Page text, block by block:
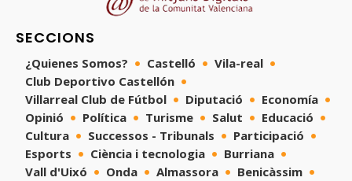
SECCIONS
¿Quienes Somos? Castelló
Vila-real
Club Deportivo Castellón
Villarreal Club de Fútbol
Diputació
Economía
Opinió
Política Turisme Salut
Educació
Cultura
Successos - Tribunals
Participació
Esports
Ciència i tecnologia
Burriana
Vall d'Uixó
Onda Almassora
Benicàssim